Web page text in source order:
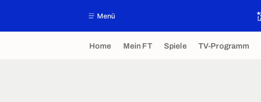
Menü
Home Mein FT Spiele TV-Programm